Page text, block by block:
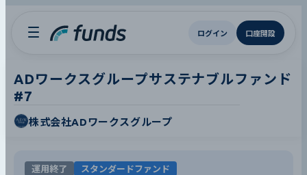
ログイン 口座開設
ADワークスグループサステナブルファンド
#7
株式会社ADワークスグループ
運用終了 スタンダードファンド